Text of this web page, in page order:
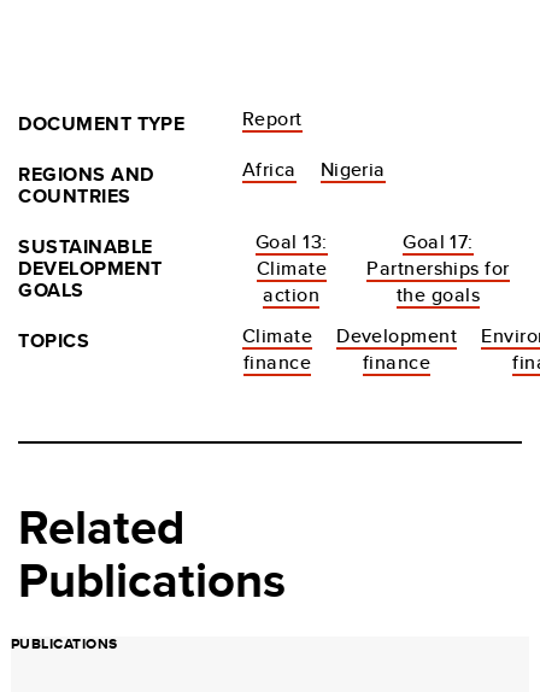
DOCUMENT TYPE
Report
REGIONS AND
COUNTRIES
Africa Nigeria
SUSTAINABLE
DEVELOPMENT
GOALS
Goal 13:
Climate
action
Goal 17:
Partnerships for
the goals
TOPICS
Climate
finance
Development
finance
Related
Publications
PUBLICATIONS